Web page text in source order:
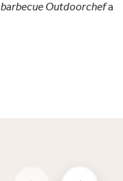
barbecue Outdoorchefa